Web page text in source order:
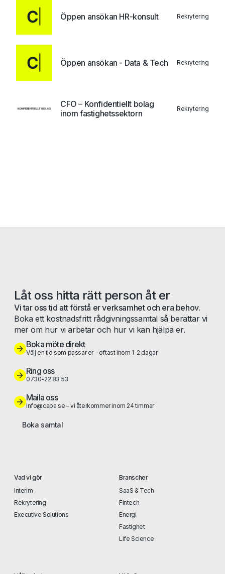
Öppen ansökan HR-konsult Rekrytering
Öppen ansökan - Data & Tech Rekrytering
CFO – Konfidentiellt bolag
inom fastighetssektorn
Rekrytering
Låt oss hitta rätt person åt er
Vi tar oss tid att förstå er verksamhet och era behov.
Boka ett kostnadsfritt rådgivningssamtal så berättar vi
mer om hur vi arbetar och hur vi kan hjälpa er.
Boka möte direkt
Välj en tid som passar er – oftast inom 1-2 dagar
Ring oss
0730-22 83 53
Maila oss
info@capa.se – vi återkommer inom 24 timmar
Boka samtal
Vad vi gör
Interim
Rekrytering
Executive Solutions
Branscher
SaaS & Tech
Fintech
Energi
Fastighet
Life Science